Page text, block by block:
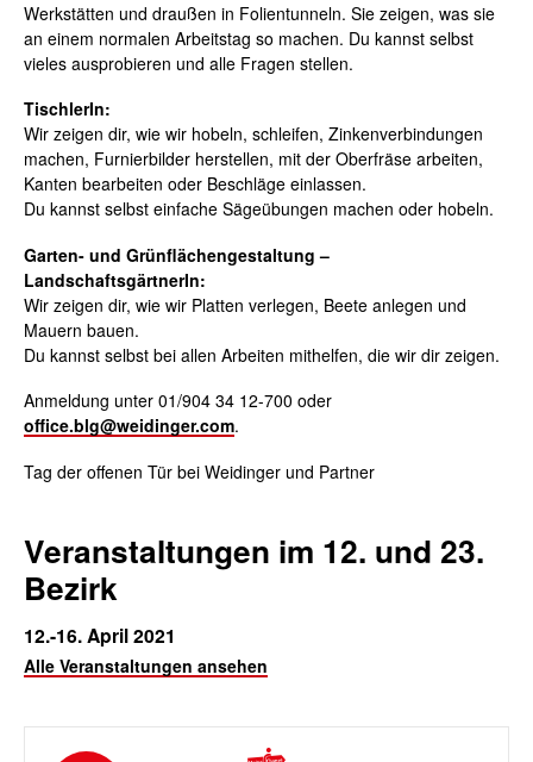
Werkstätten und draußen in Folientunneln. Sie zeigen, was sie
an einem normalen Arbeitstag so machen. Du kannst selbst
vieles ausprobieren und alle Fragen stellen.
TischlerIn:
Wir zeigen dir, wie wir hobeln, schleifen, Zinkenverbindungen
machen, Furnierbilder herstellen, mit der Oberfräse arbeiten,
Kanten bearbeiten oder Beschläge einlassen.
Du kannst selbst einfache Sägeübungen machen oder hobeln.
Garten- und Grünflächengestaltung –
LandschaftsgärtnerIn:
Wir zeigen dir, wie wir Platten verlegen, Beete anlegen und
Mauern bauen.
Du kannst selbst bei allen Arbeiten mithelfen, die wir dir zeigen.
Anmeldung unter 01/904 34 12-700 oder
office.blg@weidinger.com.
Tag der offenen Tür bei Weidinger und Partner
Veranstaltungen im 12. und 23.
Bezirk
12.-16. April 2021
Alle Veranstaltungen ansehen